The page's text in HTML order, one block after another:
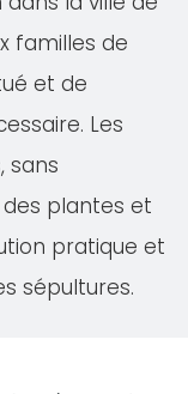
familles de
et de
Les
sans
plantes et
pratique et
sépultures.